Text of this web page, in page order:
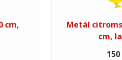
cm,
Metál
cm,